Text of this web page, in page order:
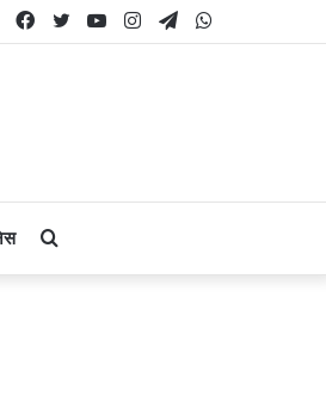
Telegram
Instagram
YouTube
Twitter
Facebook